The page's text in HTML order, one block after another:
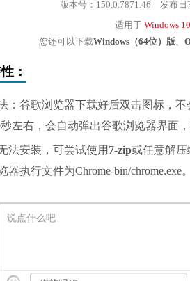
版本号：150.0.7871.46 发布
适用于 Windows
您还可以下载Windows（64位）版、
：
：谷歌浏览器下载好后双击图标，
秒左右，会自动弹出谷歌浏览器界面
法安装，可尝试使用 7-zip或任意解压
器执行文件为Chrome-bin/chrome.exe。
说点什么吧